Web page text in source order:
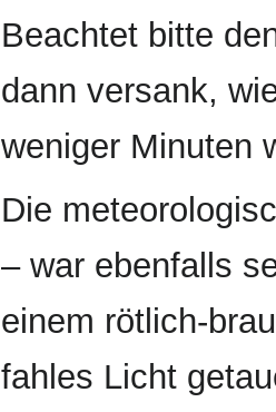
Beachtet bitte
dann versank,
weniger Minuten
Die
– war ebenfalls
einem rötlich-
fahles Licht